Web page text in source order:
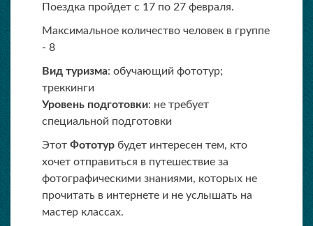
Поездка пройдет с 17 по 27 февраля.
Максимальное количество человек в группе
- 8
Вид туризма: обучающий фототур;
треккинги
Уровень подготовки: не требует
специальной подготовки
Этот Фототурбудет интересен тем, кто
хочет отправиться в путешествие за
фотографическими знаниями, которых не
прочитать в интернете и не услышать на
мастер классах.